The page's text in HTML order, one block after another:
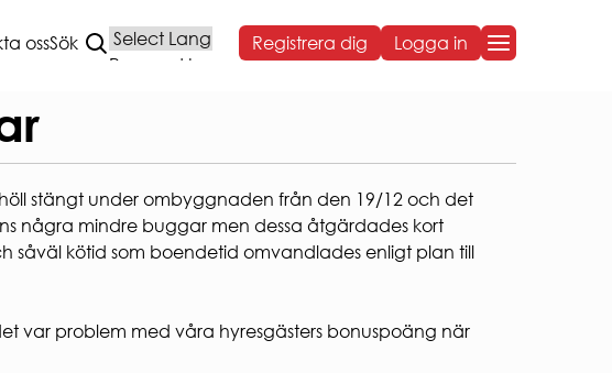
ossSök
Powered by
Registrera dig Logga in
OCH
OM BOSTADEN
Styrelse och organisation
Sammanträdestider
Bostadens koncernbidrag
Broschyrer
Visselblåsning
stängt under ombyggnaden från den 19/12 och det
några mindre buggar men dessa åtgärdades kort
såväl kötid som boendetid omvandlades enligt plan till
var problem med våra hyresgästers bonuspoäng när